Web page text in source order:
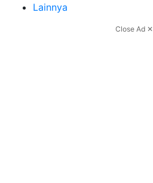
Lainnya
Close Ad ✕